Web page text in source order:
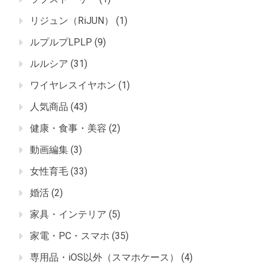
リジュン（RiJUN）
(1)
ルプルプLPLP (9)
ルルシア (31)
ワイヤレスイヤホン (1)
人気商品 (43)
健康・食事・美容 (2)
動画編集 (3)
女性育毛 (33)
婚活 (2)
家具・インテリア (5)
家電・PC・スマホ (35)
専用品・iOS以外（スマホケース）
(4)